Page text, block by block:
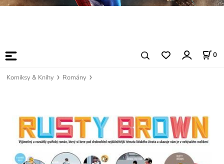
0
Komiksy & Knihy Romány